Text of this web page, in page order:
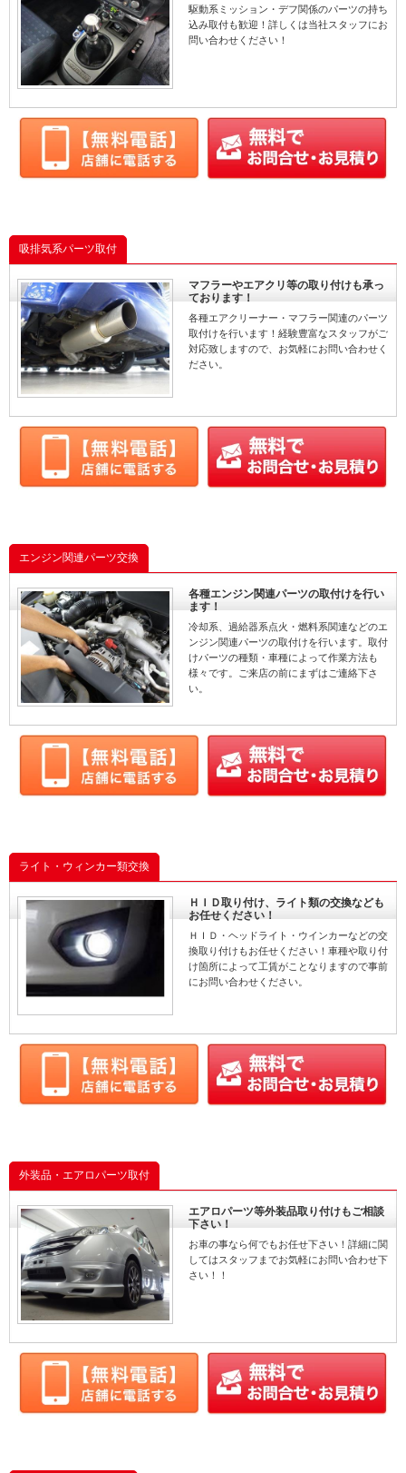
駆動系ミッション・デフ関係のパーツの持ち
込み取付も歓迎！詳しくは当社スタッフにお
問い合わせください！
吸排気系パーツ取付
マフラーやエアクリ等の取り付けも承っ
ております！
各種エアクリーナー・マフラー関連のパーツ
取付けを行います！経験豊富なスタッフがご
対応致しますので、お気軽にお問い合わせく
ださい。
エンジン関連パーツ交換
各種エンジン関連パーツの取付けを行い
ます！
冷却系、過給器系点火・燃料系関連などのエ
ンジン関連パーツの取付けを行います。取付
けパーツの種類・車種によって作業方法も
様々です。ご来店の前にまずはご連絡下さ
い。
ライト・ウィンカー類交換
ＨＩＤ取り付け、ライト類の交換なども
お任せください！
ＨＩＤ・ヘッドライト・ウインカーなどの交
換取り付けもお任せください！車種や取り付
け箇所によって工賃がことなりますので事前
にお問い合わせください。
外装品・エアロパーツ取付
エアロパーツ等外装品取り付けもご相談
下さい！
お車の事なら何でもお任せ下さい！詳細に関
してはスタッフまでお気軽にお問い合わせ下
さい！！